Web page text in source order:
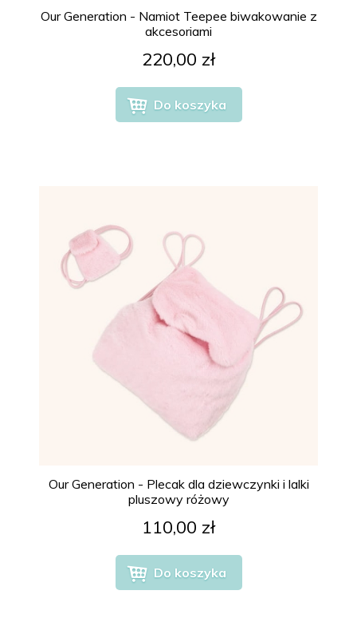
Our Generation - Namiot Teepee biwakowanie z
akcesoriami
220,00 zł
Do koszyka
Our Generation - Plecak dla dziewczynki i lalki
pluszowy różowy
110,00 zł
Do koszyka